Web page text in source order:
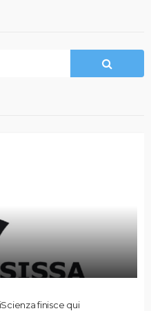
finisce qui